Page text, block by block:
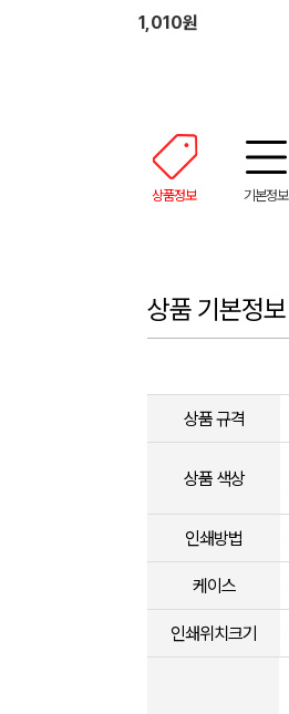
1,010원
상품정보 기본정보
상품 기본정보
상품 규격
상품 색상
인쇄방법
케이스
인쇄위치크기